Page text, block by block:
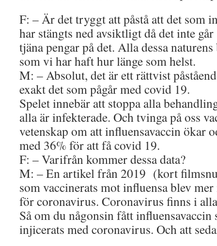
F: – Är det tryggt att påstå att det som
har stängts ned avsiktligt då det inte går
tjäna pengar på det. Alla dessa
som vi har haft hur länge som helst.
M: – Absolut, det är ett rättvist
exakt det som pågår med covid 19.
Spelet innebär att stoppa alla
alla är infekterade. Och tvinga på oss
vetenskap om att influensavaccin ökar
med 36% för att få covid 19.
F: – Varifrån kommer dessa data?
M: – En artikel från 2019 (kort
som vaccinerats mot influensa blev
för coronavirus. Coronavirus finns i
Så om du någonsin fått influensavaccin
injicerats med coronavirus. Och att